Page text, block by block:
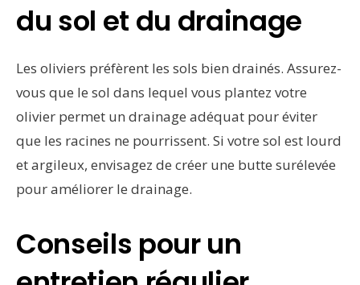
du sol et du drainage
Les oliviers préfèrent les sols bien drainés. Assurez-
vous que le sol dans lequel vous plantez votre
olivier permet un drainage adéquat pour éviter
que les racines ne pourrissent. Si votre sol est lourd
et argileux, envisagez de créer une butte surélevée
pour améliorer le drainage.
Conseils pour un